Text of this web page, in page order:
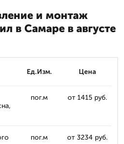
и монтаж
в Самаре в августе
Ед.Изм. Цена
пог.м от 1415 руб.
пог.м от 3234 руб.